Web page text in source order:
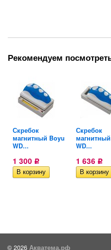
Рекомендуем
Скребок
магнитный Boyu
WD...
1 300 Р
Скребок
WD...
1 636 Р
© 2026 Акватема.рф